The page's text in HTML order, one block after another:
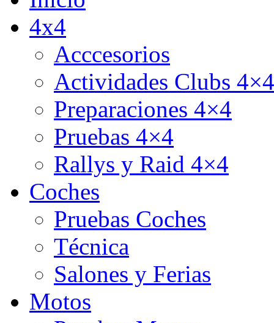
4x4
Acccesorios
Actividades Clubs 4×4
Preparaciones 4×4
Pruebas 4×4
Rallys y Raid 4×4
Coches
Pruebas Coches
Técnica
Salones y Ferias
Motos